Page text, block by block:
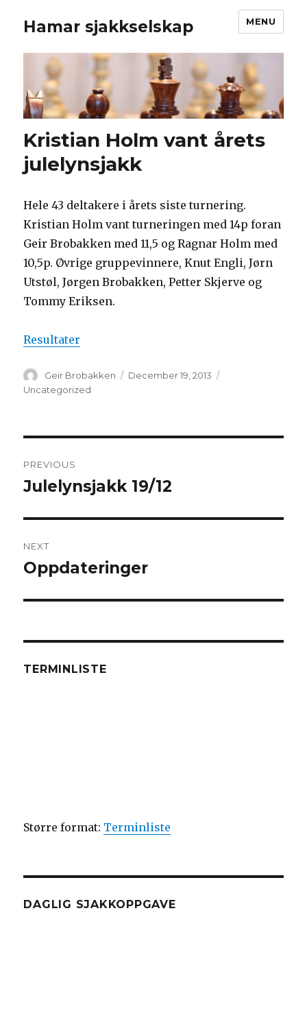
Hamar sjakkselskap MENU
Kristian Holm vant årets
julelynsjakk
Hele 43 deltakere i årets siste turnering.
Kristian Holm vant turneringen med 14p foran
Geir Brobakken med 11,5 og Ragnar Holm med
10,5p. Øvrige gruppevinnere, Knut Engli, Jørn
Utstøl, Jørgen Brobakken, Petter Skjerve og
Tommy Eriksen.
Resultater
Author
Geir Brobakken
Posted
December 19, 2013
Uncategorized
navigation
PREVIOUS
Previous
Julelynsjakk 19/12
NEXT
Next
Oppdateringer
TERMINLISTE
Større format: Terminliste
DAGLIG SJAKKOPPGAVE